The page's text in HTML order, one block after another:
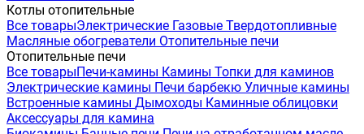
Котлы отопительные
Все товарыЭлектрические Газовые Твердотопливные
Масляные обогреватели Отопительные печи
Отопительные печи
Все товарыПечи-камины Камины Топки для каминов
Электрические камины Печи барбекю Уличные камины
Встроенные камины Дымоходы Каминные облицовки
Аксессуары для камина